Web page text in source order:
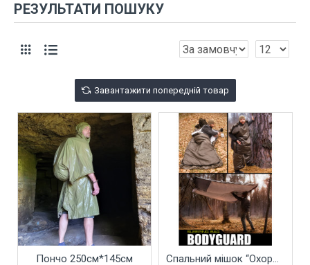
РЕЗУЛЬТАТИ ПОШУКУ
Завантажити попередній товар
Пончо 250см*145см
Спальний мішок “Охоронець”